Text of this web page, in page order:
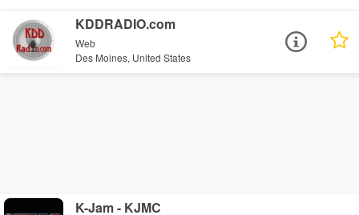
KDDRADIO.com
Web
Des Moines, United States
K-Jam - KJMC